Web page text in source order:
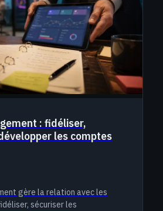
: fidéliser,
les comptes
gère la relation avec les
sécuriser les